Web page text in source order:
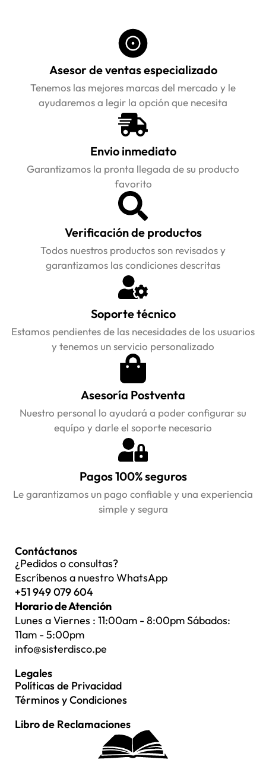
Asesor de ventas especializado
Tenemos las mejores marcas del mercado y le
ayudaremos a legir la opción que necesita
Envio inmediato
Garantizamos la pronta llegada de su producto
favorito
Verificación de productos
Todos nuestros productos son revisados y
garantizamos las condiciones descritas
Soporte técnico
Estamos pendientes de las necesidades de los usuarios
y tenemos un servicio personalizado
Asesoría Postventa
Nuestro personal lo ayudará a poder configurar su
equípo y darle el soporte necesario
Pagos 100% seguros
Le garantizamos un pago confiable y una experiencia
simple y segura
Contáctanos
¿Pedidos o consultas?
Escríbenos a nuestro WhatsApp
+51 949 079 604
Horario de Atención
Lunes a Viernes : 11:00am - 8:00pm Sábados:
11am - 5:00pm
info@sisterdisco.pe
Legales
Políticas de Privacidad
Términos y Condiciones
Libro de Reclamaciones